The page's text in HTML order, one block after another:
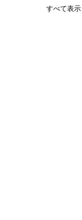
すべて表示